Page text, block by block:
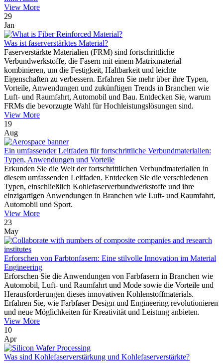
View More
29
Jan
Was ist faserverstärktes Material?
Faserverstärkte Materialien (FRM) sind fortschrittliche
Verbundwerkstoffe, die Fasern mit einem Matrixmaterial
kombinieren, um die Festigkeit, Haltbarkeit und leichte
Eigenschaften zu verbessern. Erfahren Sie mehr über ihre Typen,
Vorteile, Anwendungen und zukünftigen Trends in Branchen wie
Luft- und Raumfahrt, Automobil und Bau. Entdecken Sie, warum
FRMs die bevorzugte Wahl für Hochleistungslösungen sind.
View More
19
Aug
Ein umfassender Leitfaden für fortschrittliche Verbundmaterialien:
Typen, Anwendungen und Vorteile
Erkunden Sie die Welt der fortschrittlichen Verbundmaterialien in
diesem umfassenden Leitfaden. Entdecken Sie die verschiedenen
Typen, einschließlich Kohlefaserverbundwerkstoffe und ihre
einzigartigen Anwendungen in Branchen wie Luft- und Raumfahrt,
Automobil und Sport.
View More
23
May
Erforschen von Farbtonfasern: Eine stilvolle Innovation im Material
Engineering
Erforschen Sie die Anwendungen von Farbfasern in Branchen wie
Automobil, Luft- und Raumfahrt und Mode sowie die Vorteile und
Herausforderungen dieses innovativen Kohlenstoffmaterials.
Erfahren Sie, wie Farbfaser Design und Engineering revolutionieren
und neue Möglichkeiten für Kreativität und Leistung anbieten.
View More
10
Apr
Was sind Kohlefaserverstärkung und Kohlefaserverstärkte?